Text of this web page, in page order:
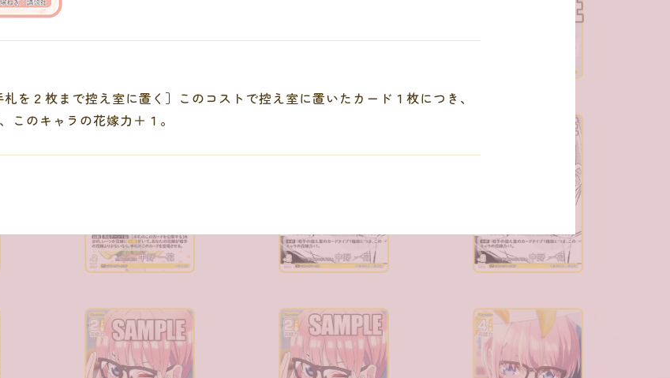
札を２枚まで控え室に置く］このコストで控え室に置いたカード１枚につき、
このキャラの花嫁力＋１。